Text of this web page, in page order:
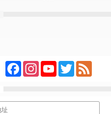
FacebookInstagramYouTubeTwitterFeed